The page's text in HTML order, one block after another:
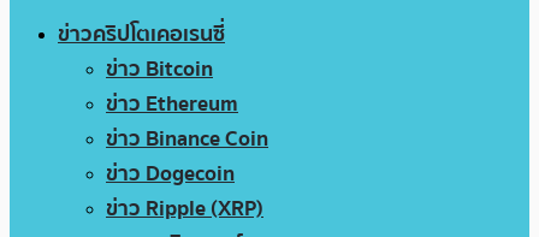
ข่าวคริปโตเคอเรนซี่
ข่าว Bitcoin
ข่าว Ethereum
ข่าว Binance Coin
ข่าว Dogecoin
ข่าว Ripple (XRP)